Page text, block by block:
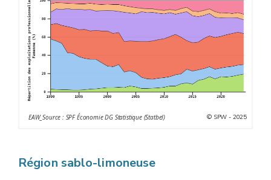
EAW_Source : SPF Économie DG Statistique (Statbel) © SPW - 2025
Région sablo-limoneuse